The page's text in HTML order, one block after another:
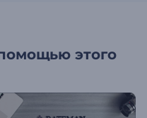
этого